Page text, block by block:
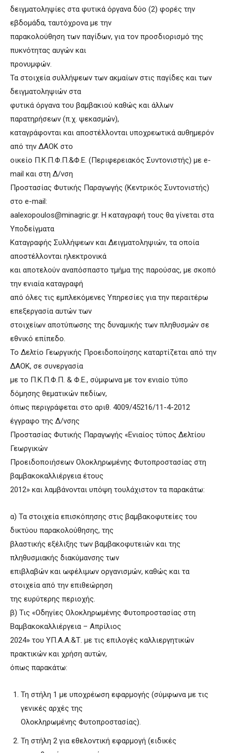
δειγματοληψίες στα φυτικά όργανα δύο (2) φορές την
εβδομάδα, ταυτόχρονα με την
παρακολούθηση των παγίδων, για τον προσδιορισμό της
πυκνότητας αυγών και
προνυμφών.
Τα στοιχεία συλλήψεων των ακμαίων στις παγίδες και των
δειγματοληψιών στα
φυτικά όργανα του βαμβακιού καθώς και άλλων
παρατηρήσεων (π.χ. ψεκασμών),
καταγράφονται και αποστέλλονται υποχρεωτικά αυθημερόν
από την ΔΑΟΚ στο
οικείο Π.Κ.Π.Φ.Π.&Φ.Ε. (Περιφερειακός Συντονιστής) με e-
mail και στη Δ/νση
Προστασίας Φυτικής Παραγωγής (Κεντρικός Συντονιστής)
στο e-mail:
aalexopoulos@minagric.gr. Η καταγραφή τους θα γίνεται στα
Υποδείγματα
Καταγραφής Συλλήψεων και Δειγματοληψιών, τα οποία
αποστέλλονται ηλεκτρονικά
και αποτελούν αναπόσπαστο τμήμα της παρούσας, με σκοπό
την ενιαία καταγραφή
από όλες τις εμπλεκόμενες Υπηρεσίες για την περαιτέρω
επεξεργασία αυτών των
στοιχείων αποτύπωσης της δυναμικής των πληθυσμών σε
εθνικό επίπεδο.
Το Δελτίο Γεωργικής Προειδοποίησης καταρτίζεται από την
ΔΑΟΚ, σε συνεργασία
με το Π.Κ.Π.Φ.Π. & Φ.Ε., σύμφωνα με τον ενιαίο τύπο
δόμησης θεματικών πεδίων,
όπως περιγράφεται στο αριθ. 4009/45216/11-4-2012
έγγραφο της Δ/νσης
Προστασίας Φυτικής Παραγωγής «Ενιαίος τύπος Δελτίου
Γεωργικών
Προειδοποιήσεων Ολοκληρωμένης Φυτοπροστασίας στη
βαμβακοκαλλιέργεια έτους
2012» και λαμβάνονται υπόψη τουλάχιστον τα παρακάτω:
α) Τα στοιχεία επισκόπησης στις βαμβακοφυτείες του
δικτύου παρακολούθησης, της
βλαστικής εξέλιξης των βαμβακοφυτειών και της
πληθυσμιακής διακύμανσης των
επιβλαβών και ωφέλιμων οργανισμών, καθώς και τα
στοιχεία από την επιθεώρηση
της ευρύτερης περιοχής.
β) Τις «Οδηγίες Ολοκληρωμένης Φυτοπροστασίας στη
Βαμβακοκαλλιέργεια – Απρίλιος
2024» του ΥΠ.Α.Α.&Τ. με τις επιλογές καλλιεργητικών
πρακτικών και χρήση αυτών,
όπως παρακάτω:
Τη στήλη 1 με υποχρέωση εφαρμογής (σύμφωνα με τις
γενικές αρχές της
Ολοκληρωμένης Φυτοπροστασίας).
Τη στήλη 2 για εθελοντική εφαρμογή (ειδικές